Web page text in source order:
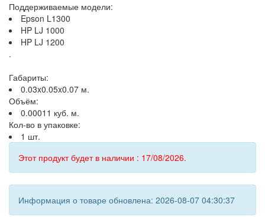
Поддерживаемые модели:
Epson L1300
HP LJ 1000
HP LJ 1200
.
Габариты:
0.03x0.05x0.07 м.
Объём:
0.00011 куб. м.
Кол-во в упаковке:
1 шт.
Этот продукт будет в наличии : 17/08/2026.
Информация о товаре обновлена: 2026-08-07 04:30:37